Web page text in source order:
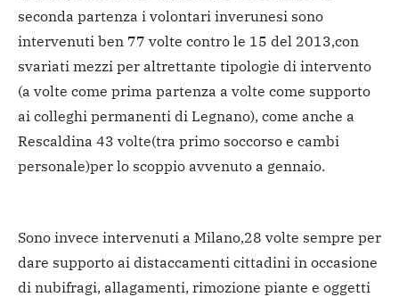
seconda partenza i volontari inverunesi sono
intervenuti ben 77 volte contro le 15 del 2013,con
svariati mezzi per altrettante tipologie di intervento
(a volte come prima partenza a volte come supporto
ai colleghi permanenti di Legnano), come anche a
Rescaldina 43 volte(tra primo soccorso e cambi
personale)per lo scoppio avvenuto a gennaio.
Sono invece intervenuti a Milano,28 volte sempre per
dare supporto ai distaccamenti cittadini in occasione
di nubifragi, allagamenti, rimozione piante e oggetti